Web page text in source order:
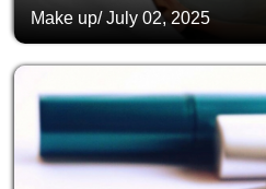
Make up/July 02, 2025